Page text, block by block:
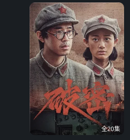
全20集